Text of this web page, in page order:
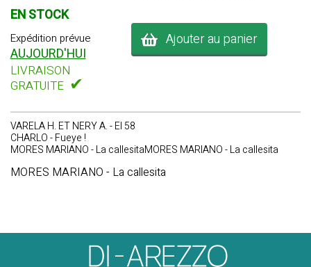
EN STOCK
Expédition prévue
AUJOURD'HUI
LIVRAISON
GRATUITE ✔
Ajouter au panier
VARELA H. ET NERY A. - El 58
CHARLO - Fueye !
MORES MARIANO - La callesitaMORES MARIANO - La callesita
MORES MARIANO - La callesita